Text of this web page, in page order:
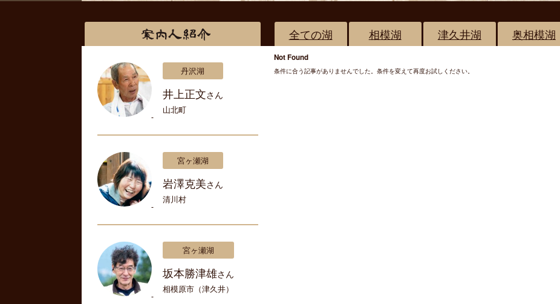
全ての湖 相模湖 津久井湖 奥相模湖
丹沢湖
井上正文さん
山北町
宮ヶ瀬湖
岩澤克美さん
清川村
宮ヶ瀬湖
坂本勝津雄さん
相模原市（津久井）
Not Found
条件に合う記事がありませんでした。条件を変えて再度お試しください。